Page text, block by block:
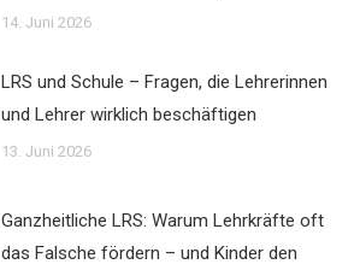
14. Juni 2026
LRS und Schule – Fragen, die Lehrerinnen
und Lehrer wirklich beschäftigen
13. Juni 2026
Ganzheitliche LRS: Warum Lehrkräfte oft
das Falsche fördern – und Kinder den